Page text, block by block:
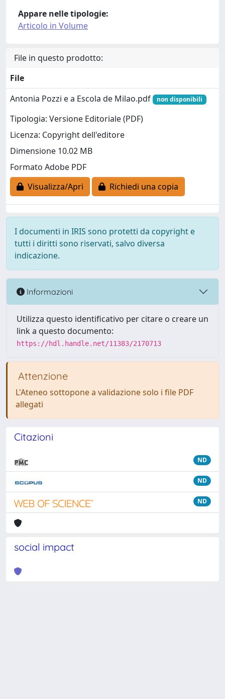
Appare nelle tipologie:
Articolo in Volume
File in questo prodotto:
File
Antonia Pozzi e a Escola de Milao.pdf
non disponibili
Tipologia: Versione Editoriale (PDF)
Licenza: Copyright dell'editore
Dimensione 10.02 MB
Formato Adobe PDF
Visualizza/Apri
Richiedi una copia
I documenti in IRIS sono protetti da copyright e
tutti i diritti sono riservati, salvo diversa
indicazione.
Informazioni
Utilizza questo identificativo per citare o creare un
link a questo documento:
https://hdl.handle.net/11383/2170713
Attenzione
L'Ateneo sottopone a validazione solo i file PDF
allegati
Citazioni
ND
ND
ND
social impact